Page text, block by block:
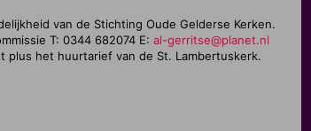
van de Stichting Oude Gelderse Kerken.
T: 0344 682074 E: al-gerritse@planet.nl
plus het huurtarief van de St. Lambertuskerk.